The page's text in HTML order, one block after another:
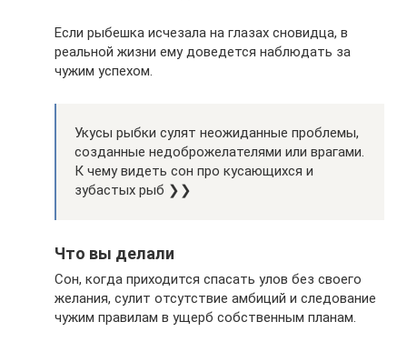
Если рыбешка исчезала на глазах сновидца, в
реальной жизни ему доведется наблюдать за
чужим успехом.
Укусы рыбки сулят неожиданные проблемы,
созданные недоброжелателями или врагами.
К чему видеть сон про кусающихся и
зубастых рыб ❯❯
Что вы делали
Сон, когда приходится спасать улов без своего
желания, сулит отсутствие амбиций и следование
чужим правилам в ущерб собственным планам.